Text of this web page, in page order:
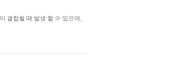
결합될 때 발생 할 수 있으며,